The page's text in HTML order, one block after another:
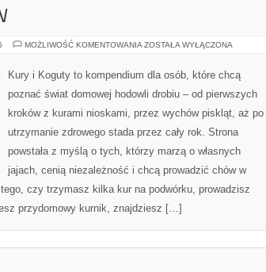
MOŻLIWOŚĆ KOMENTOWANIA MIGRACJE
ZOSTAŁA WYŁĄCZONA
Kury i Koguty to kompendium dla osób, które chcą
poznać świat domowej hodowli drobiu – od pierwszych
kroków z kurami nioskami, przez wychów piskląt, aż po
utrzymanie zdrowego stada przez cały rok. Strona
powstała z myślą o tych, którzy marzą o własnych
jajach, cenią niezależność i chcą prowadzić chów w
czy trzymasz kilka kur na podwórku, prowadzisz
przydomowy kurnik, znajdziesz […]